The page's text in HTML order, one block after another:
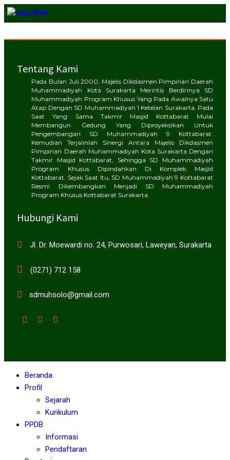
Tentang Kami
Pada Bulan Juli 2000, Majelis Dikdasmen Pimpinan Daerah
Muhammadiyah Kota Surakarta Merintis Berdirinya SD
Muhammadiyah Program Khusus Yang Pada Awalnya Satu
Atap Dengan SD Muhammadiyah 1 Ketelan Surakarta. Pada
Saat Yang Sama Takmir Masjid Kottabarat Mulai
Membangun Gedung Yang Diproyeksikan Untuk
Pengembangan SD Muhammadiyah 9 Kottabarat.
Kemudian Terjalinlah Sinergi Antara Majelis Dikdasmen
Pimpinan Daerah Muhammadiyah Kota Surakarta Dengan
Takmir Masjid Kottabarat, Sehingga SD Muhammadiyah
Program Khusus Dipindahkan Di Komplek Masjid
Kottabarat. Sejak Saat Itu, SD Muhammadiyah 9 Kottabarat
Resmi Dikembangkan Menjadi SD Muhammadiyah
Program Khusus Kottabarat Surakarta.
Hubungi Kami
Jl. Dr. Moewardi no. 24, Purwosari, Laweyan, Surakarta
(0271) 712 158
sdmuhsolo@gmail.com
Beranda
Profil
Sejarah
Kurikulum
PPDB
Informasi
Pendaftaran